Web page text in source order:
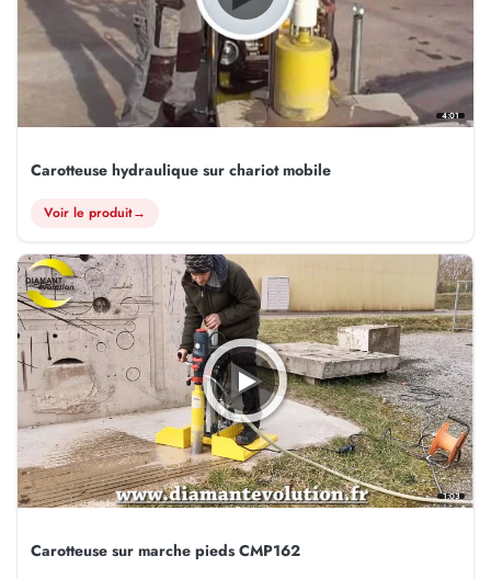
4:01
Carotteuse hydraulique sur chariot mobile
Voir le produit→
1:03
Carotteuse sur marche pieds CMP162